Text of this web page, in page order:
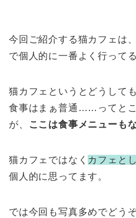
今回ご紹介する猫カフェは
で個人的に一番よく行って
猫カフェというとどうして
食事はまぁ普通……ってと
が、
ここは食事メニューも
猫カフェではなく カフェと
個人的に思ってます。
では今回も写真多めでどう